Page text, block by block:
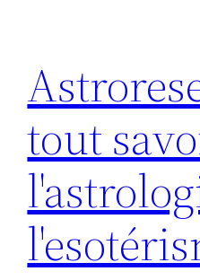
contenu
tout